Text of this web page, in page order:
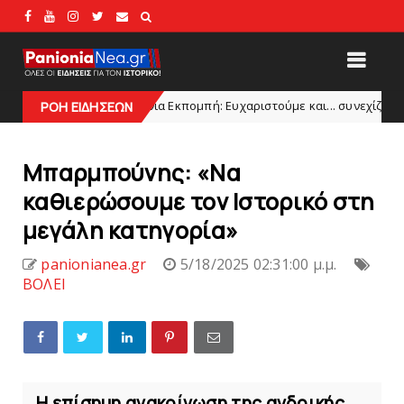
ΡΟΗ ΕΙΔΗΣΕΩΝ
Πανιώνια Εκπομπή: Eυχαριστούμε και... συνεχίζουμε! HEADLINES
Mπαρμπούνης: «Nα
καθιερώσουμε τον Iστορικό στη
μεγάλη κατηγορία»
panionianea.gr
5/18/2025 02:31:00 μ.μ.
ΒΟΛΕΙ